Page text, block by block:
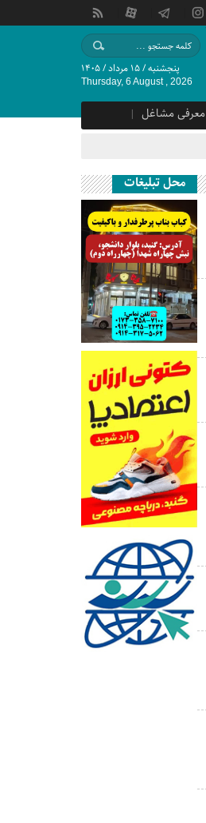
پنجشنبه / ۱۵ مرداد / ۱۴۰۵
Thursday, 6 August , 2026
معرفی مشاغل
محل تبلیغات